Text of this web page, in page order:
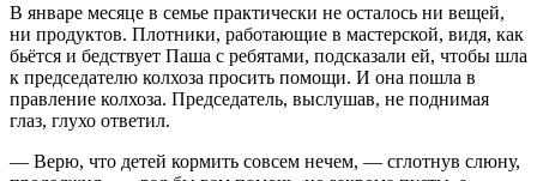
В январе месяце в семье практически не осталось ни вещей,
ни продуктов. Плотники, работающие в мастерской, видя, как
бьётся и бедствует Паша с ребятами, подсказали ей, чтобы шла
к председателю колхоза просить помощи. И она пошла в
правление колхоза. Председатель, выслушав, не поднимая
глаз, глухо ответил.
— Верю, что детей кормить совсем нечем, — сглотнув слюну,